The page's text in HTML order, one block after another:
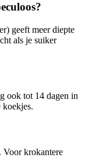
geeft meer diepte
als je suiker
ook tot 14 dagen in
koekjes.
Voor krokantere